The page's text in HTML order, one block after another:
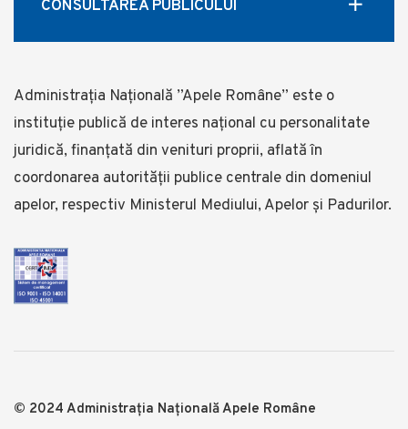
CONSULTAREA PUBLICULUI
Administrația Națională ”Apele Române” este o
instituție publică de interes național cu personalitate
juridică, finanţată din venituri proprii, aflată în
coordonarea autorității publice centrale din domeniul
apelor, respectiv Ministerul Mediului, Apelor și Padurilor.
© 2024 Administrația Națională Apele Române